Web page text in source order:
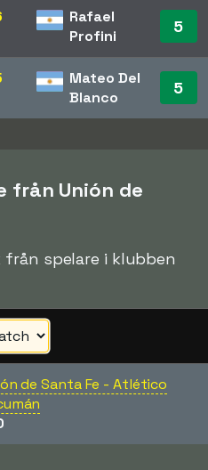
Rafael
Profini
5
Mateo Del
Blanco
5
från Unión de
spelare i klubben
de Santa Fe - Atlético